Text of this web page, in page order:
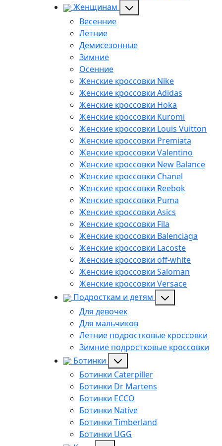
Женщинам
Весенние
Летние
Демисезонные
Зимние
Осенние
Женские кроссовки Nike
Женские кроссовки Adidas
Женские кроссовки Hoka
Женские кроссовки Kuromi
Женские кроссовки Louis Vuitton
Женские кроссовки Premiata
Женские кроссовки Valentino
Женские кроссовки New Balance
Женские кроссовки Chanel
Женские кроссовки Reebok
Женские кроссовки Puma
Женские кроссовки Asics
Женские кроссовки Fila
Женские кроссовки Balenciaga
Женские кроссовки Lacoste
Женские кроссовки off-white
Женские кроссовки Saloman
Женские кроссовки Versace
Подросткам и детям
Для девочек
Для мальчиков
Летние подростковые кроссовки
Зимние подростковые кроссовки
Ботинки
Ботинки Caterpiller
Ботинки Dr Martens
Ботинки ECCO
Ботинки Native
Ботинки Timberland
Ботинки UGG